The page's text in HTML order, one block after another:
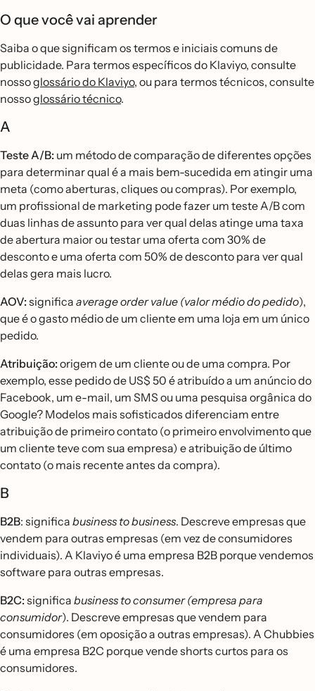
O que você vai aprender
Saiba o que significam os termos e iniciais comuns de
publicidade. Para termos específicos do Klaviyo, consulte
nossoglossário do Klaviyo, ou para termos técnicos, consulte
nossoglossário técnico.
A
Teste A/B: um método de comparação de diferentes opções
para determinar qual é a mais bem-sucedida em atingir uma
meta (como aberturas, cliques ou compras). Por exemplo,
um profissional de marketing pode fazer um teste A/B com
duas linhas de assunto para ver qual delas atinge uma taxa
de abertura maior ou testar uma oferta com 30% de
desconto e uma oferta com 50% de desconto para ver qual
delas gera mais lucro.
AOV:significa average order value (valor médio do pedido),
que é o gasto médio de um cliente em uma loja em um único
pedido.
Atribuição:origem de um cliente ou de uma compra. Por
exemplo, esse pedido de US$ 50 é atribuído a um anúncio do
Facebook, um e-mail, um SMS ou uma pesquisa orgânica do
Google? Modelos mais sofisticados diferenciam entre
atribuição de primeiro contato (o primeiro envolvimento que
um cliente teve com sua empresa) e atribuição de último
contato (o mais recente antes da compra).
B
B2B: significa business to business. Descreve empresas que
vendem para outras empresas (em vez de consumidores
individuais). A Klaviyo é uma empresa B2B porque vendemos
software para outras empresas.
B2C:significa business to consumer (empresa para
consumidor). Descreve empresas que vendem para
consumidores (em oposição a outras empresas). A Chubbies
é uma empresa B2C porque vende shorts curtos para os
consumidores.